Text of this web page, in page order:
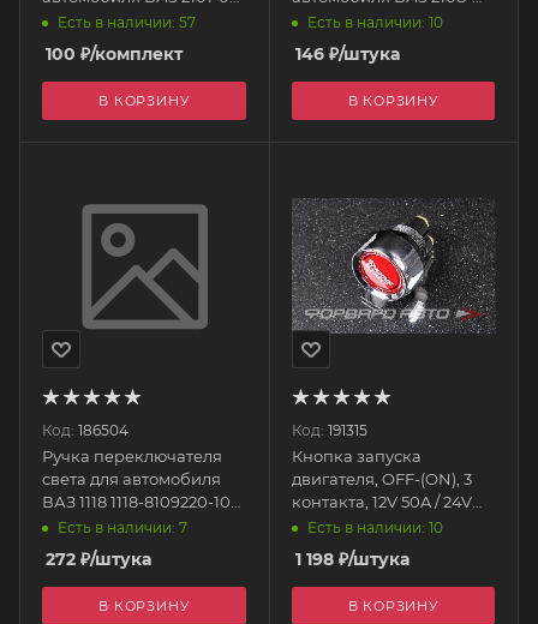
ВК407-01 с прокладкой
(Ремкомплект кнопки
света (концевика) ТК
0105 РЗИ
Есть в наличии: 57
100 ₽/комплект
В КОРЗИНУ
099, 2123 без рамки, люк,
антенна 00513/92.3709
Тольятти
Есть в наличии: 10
146₽/штука
В КОРЗИНУ
Код: 186504
Ручка переключателя
света для автомобиля
ВАЗ 1118 1118-8109220-10
ПЛАСТИК
Есть в наличии: 7
272 ₽/штука
В КОРЗИНУ
Код: 191315
Кнопка запуска
двигателя, OFF-(ON), 3
контакта, 12V 50A / 24V
25A DC, IP40 FE-R1202R
RACING ELECTRIC
Есть в наличии: 10
1 198₽/штука
В КОРЗИНУ